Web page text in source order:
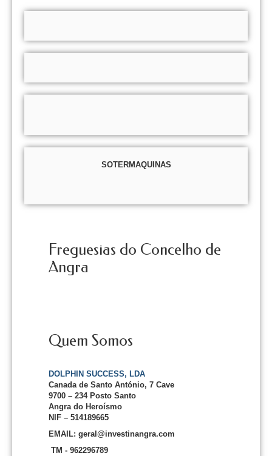
SOTERMAQUINAS
Freguesias do Concelho de
Angra
Quem Somos
DOLPHIN SUCCESS, LDA
Canada de Santo António, 7 Cave
9700 – 234 Posto Santo
Angra do Heroísmo
NIF – 514189665
EMAIL: geral@investinangra.com
TM - 962296789